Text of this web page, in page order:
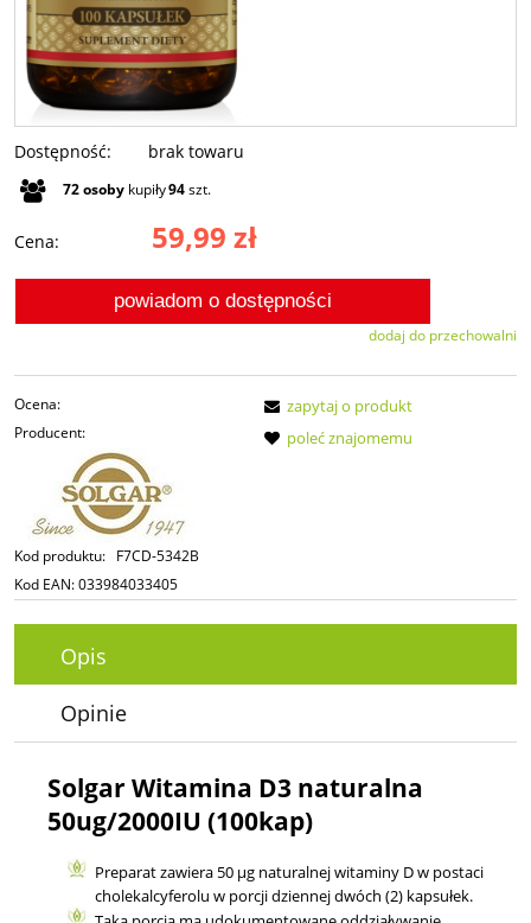
Dostępność: brak towaru
72osoby kupiły94szt.
Cena: 59,99 zł
powiadom o dostępności
dodaj do przechowalni
Ocena:
Producent:
Kod produktu: F7CD-5342B
Kod EAN:033984033405
zapytaj o produkt
poleć znajomemu
Opis
Opinie
Solgar Witamina D3 naturalna
50ug/2000IU (100kap)
Preparat zawiera 50 µg naturalnej witaminy D w postaci
cholekalcyferolu w porcji dziennej dwóch (2) kapsułek.